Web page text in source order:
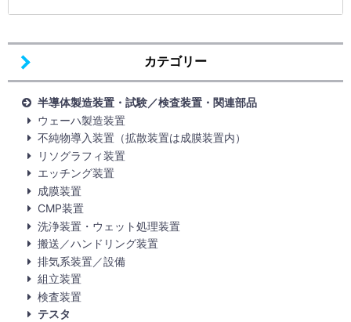
カテゴリー
半導体製造装置・試験／検査装置・関連部品
ウェーハ製造装置
不純物導入装置（拡散装置は成膜装置内）
リソグラフィ装置
エッチング装置
成膜装置
CMP装置
洗浄装置・ウェット処理装置
搬送／ハンドリング装置
排気系装置／設備
組立装置
検査装置
テスタ